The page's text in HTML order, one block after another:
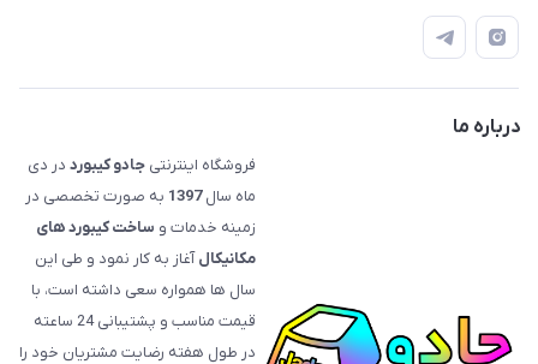
info@jadookb.com
حضوری، با هماهنگی)
حساب کاربری
اصطلاحات و مفاهیم مرتبط به کیبوردهای مکانیکال
درباره ما
فروشگاه اینترنتی جادو کیبورد در دی
ماه سال1397 به صورت تخصصی در
زمینه خدمات و ساخت کیبورد های
مکانیکالآغاز به کار نمود و طی این
سال ها همواره سعی داشته است، با
قیمت‌ مناسب و پشتیبانی 24 ساعته
در طول هفته رضایت مشتریان خود را